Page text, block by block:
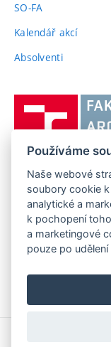
SO-FA
Kalendář akcí
Absolventi(externí
FAKULTA
Poříčí 273/5, 639
Telefon: 54114 6600
Používáme
Naše webové
soubory cookie
analytické a
k pochopení
a marketingové
pouze po